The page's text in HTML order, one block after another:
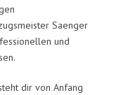
Saenger
und
dir von Anfang